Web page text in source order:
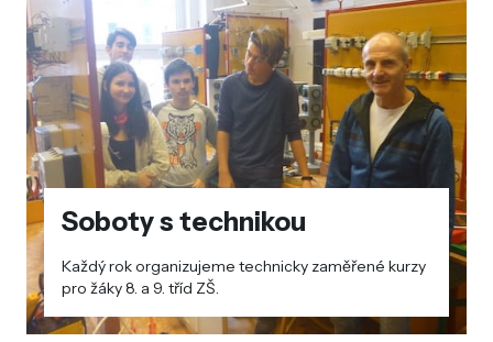
Soboty s technikou
Každý rok organizujeme technicky zaměřené kurzy
pro žáky 8. a 9. tříd ZŠ.